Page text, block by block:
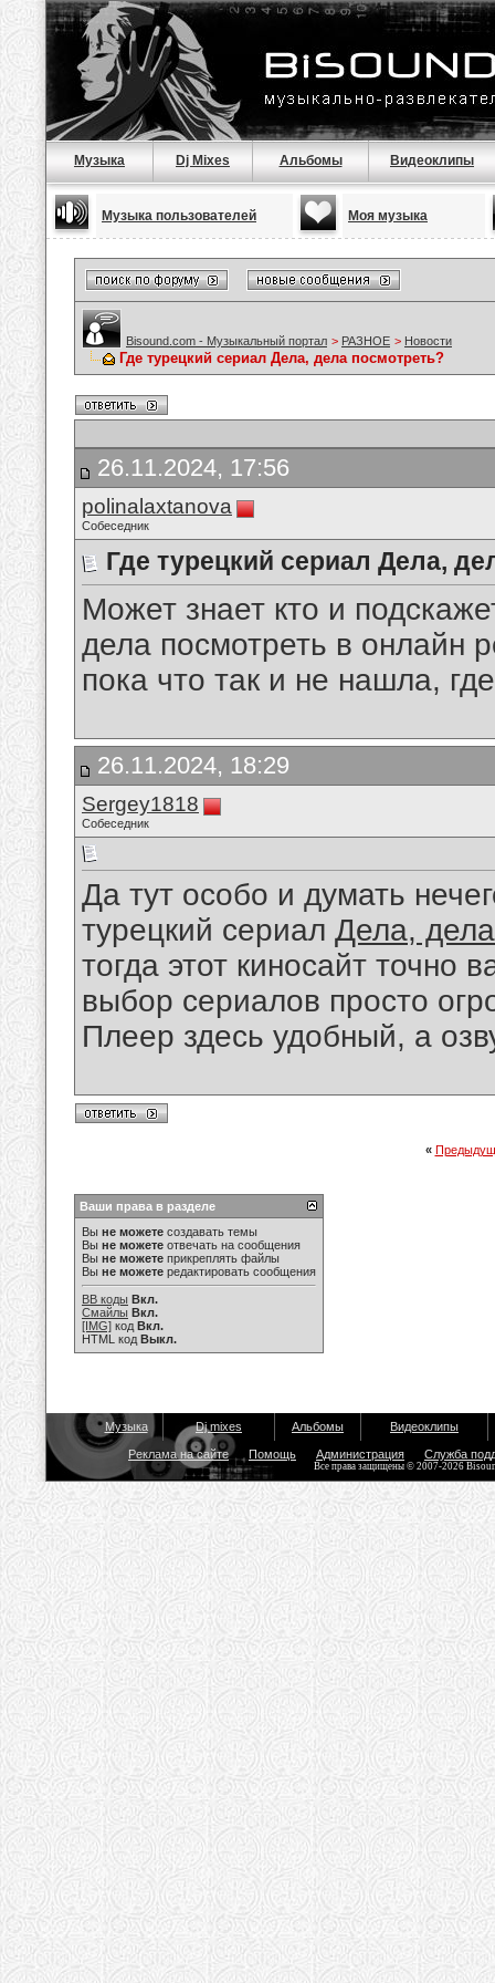
Музыка Dj Mixes Альбомы Видеоклипы
Музыка пользователей Моя музыка
Bisound.com - Музыкальный портал > РАЗНОЕ > Новости
Где турецкий сериал Дела, дела посмотреть?
26.11.2024, 17:56
polinalaxtanova
Собеседник
Где турецкий сериал Дела,
Может знает кто и
дела посмотреть в
пока что так и не нашла,
26.11.2024, 18:29
Sergey1818
Собеседник
Да тут особо и думать
турецкий сериал Дела, дела
тогда этот киносайт точно
выбор сериалов просто
Плеер здесь удобный, а
«
Ваши права в разделе
Вы не можете создавать темы
Вы не можете отвечать на сообщения
Вы не можете прикреплять файлы
Вы не можете редактировать сообщения
BB коды Вкл.
Смайлы Вкл.
[IMG] код Вкл.
HTML код Выкл.
Музыка Dj mixes Альбомы Видеоклипы
Реклама на сайте Помощь Администрация Служба
Все права защищены © 2007-2026